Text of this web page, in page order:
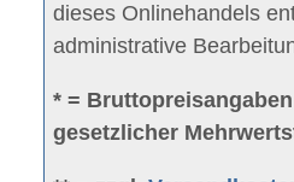
dieses Onlinehandels
administrative
* =
gesetzlicher